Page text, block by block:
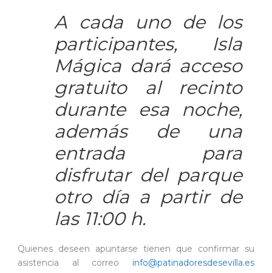
A cada uno de los
participantes, Isla
Mágica dará acceso
gratuito al recinto
durante esa noche,
además de una
entrada para
disfrutar del parque
otro día a partir de
las 11:00 h.
Quienes deseen apuntarse tienen que confirmar su
asistencia al correo info@patinadoresdesevilla.es